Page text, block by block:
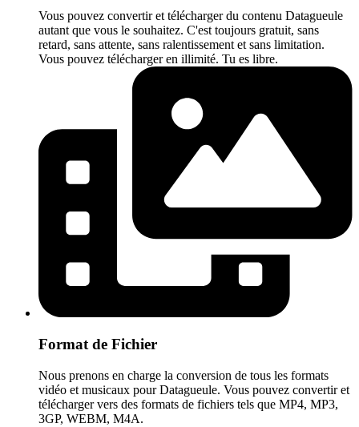
Vous pouvez convertir et télécharger du contenu Datagueule
autant que vous le souhaitez. C'est toujours gratuit, sans
retard, sans attente, sans ralentissement et sans limitation.
Vous pouvez télécharger en illimité. Tu es libre.
Format de Fichier
Nous prenons en charge la conversion de tous les formats
vidéo et musicaux pour Datagueule. Vous pouvez convertir et
télécharger vers des formats de fichiers tels que MP4, MP3,
3GP, WEBM, M4A.